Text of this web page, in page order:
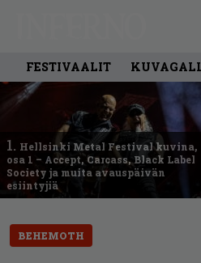
FESTIVAALIT
1. Hellsinki Metal Festival kuvina,
osa 1 – Accept, Carcass, Black Label
Society ja muita avauspäivän
esiintyjiä
BEHEMOTH